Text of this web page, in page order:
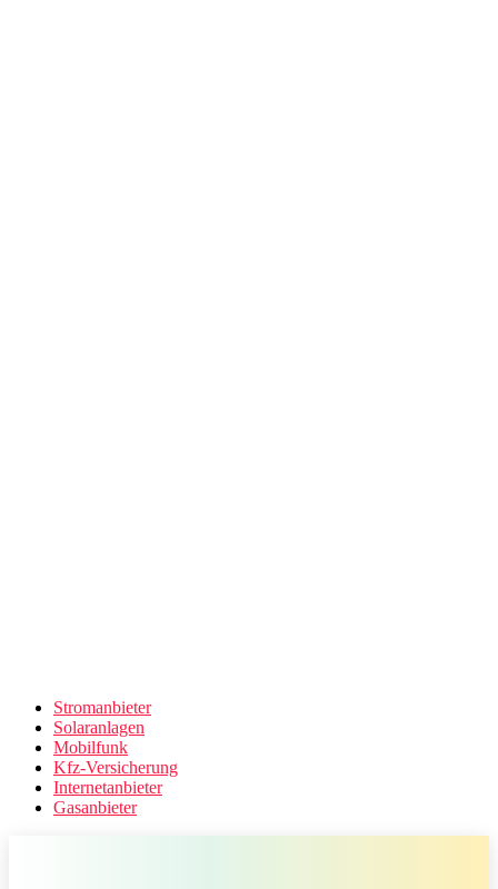
Stromanbieter
Solaranlagen
Mobilfunk
Kfz-Versicherung
Internetanbieter
Gasanbieter